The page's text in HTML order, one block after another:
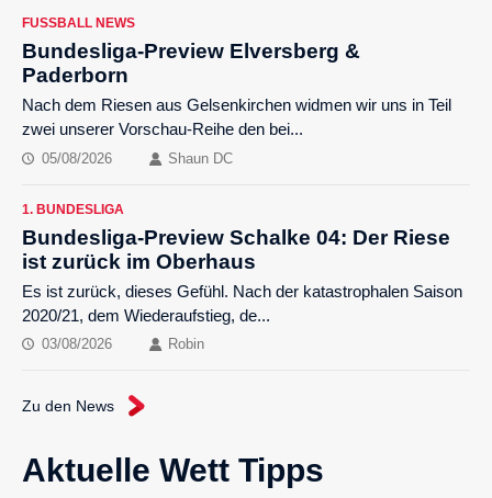
Aktuelle Wett Tipps
FUSSBALL NEWS
Bundesliga-Preview Elversberg &
Paderborn
Nach dem Riesen aus Gelsenkirchen widmen wir uns in Teil
zwei unserer Vorschau-Reihe den bei...
05/08/2026 Shaun DC
1. BUNDESLIGA
Bundesliga-Preview Schalke 04: Der Riese
ist zurück im Oberhaus
Es ist zurück, dieses Gefühl. Nach der katastrophalen Saison
2020/21, dem Wiederaufstieg, de...
03/08/2026 Robin
Zu den News